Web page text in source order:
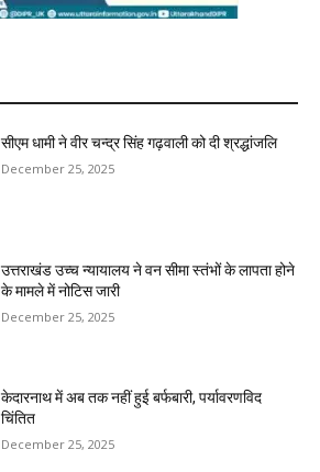
सीएम धामी ने वीर चन्द्र सिंह गढ़वाली को दी श्रद्धांजलि
December 25, 2025
उत्तराखंड उच्च न्यायालय ने वन सीमा स्तंभों के लापता होने
के मामले में नोटिस जारी
December 25, 2025
केदारनाथ में अब तक नहीं हुई बर्फबारी, पर्यावरणविद
चिंतित
December 25, 2025